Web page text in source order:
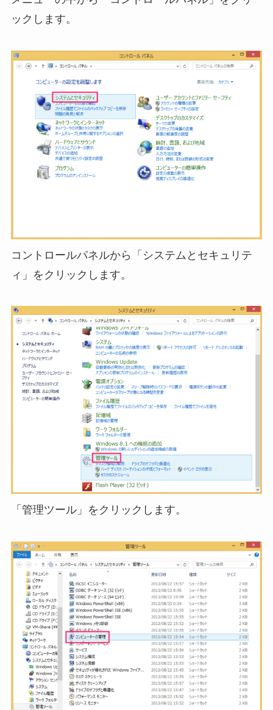
ックします。
コントロールパネルから「システムとセキュリテ
ィ」をクリックします。
「管理ツール」をクリックします。